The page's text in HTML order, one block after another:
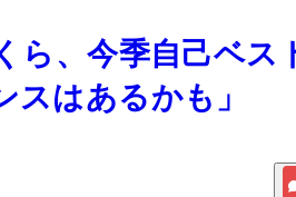
ら、今季自己ベス
はあるかも」